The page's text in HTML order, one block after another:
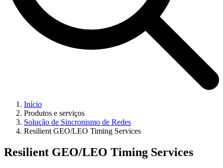
Início
Produtos e serviços
Solução de Sincronismo de Redes
Resilient GEO/LEO Timing Services
Resilient GEO/LEO Timing Services